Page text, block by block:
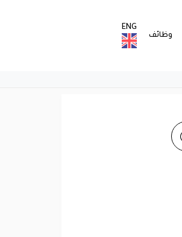
وظائف
ENG